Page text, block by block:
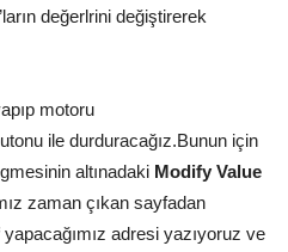
değerlrini değiştirerek
motoru
ile durduracağız.Bunun için
altınadaki Modify Value
zaman çıkan sayfadan
yapacağımız adresi yazıyoruz ve